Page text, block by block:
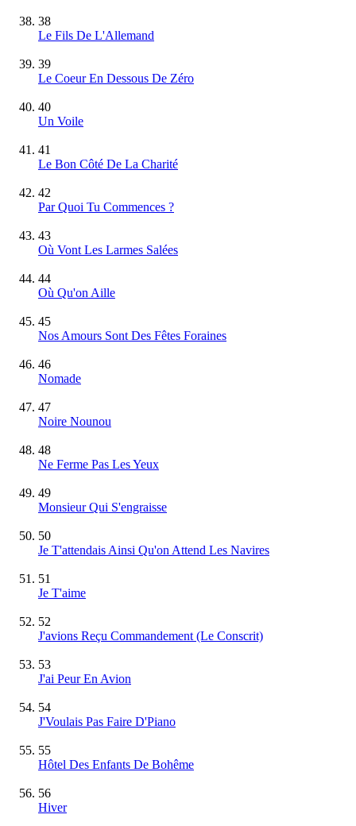
38
Le Fils De L'Allemand
39
Le Coeur En Dessous De Zéro
40
Un Voile
41
Le Bon Côté De La Charité
42
Par Quoi Tu Commences ?
43
Où Vont Les Larmes Salées
44
Où Qu'on Aille
45
Nos Amours Sont Des Fêtes Foraines
46
Nomade
47
Noire Nounou
48
Ne Ferme Pas Les Yeux
49
Monsieur Qui S'engraisse
50
Je T'attendais Ainsi Qu'on Attend Les Navires
51
Je T'aime
52
J'avions Reçu Commandement (Le Conscrit)
53
J'ai Peur En Avion
54
J'Voulais Pas Faire D'Piano
55
Hôtel Des Enfants De Bohême
56
Hiver